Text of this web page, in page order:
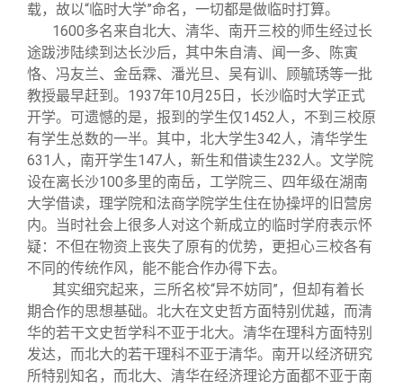
理事会名单
制度法规
联系我们
载，故以“临时大学”命名，一切都是做临时打算。
1600多名来自北大、清华、南开三校的师生经过长
途跋涉陆续到达长沙后，其中朱自清、闻一多、陈寅
恪、冯友兰、金岳霖、潘光旦、吴有训、顾毓琇等一批
教授最早赶到。1937年10月25日，长沙临时大学正式
开学。可遗憾的是，报到的学生仅1452人，不到三校原
有学生总数的一半。其中，北大学生342人，清华学生
631人，南开学生147人，新生和借读生232人。文学院
设在离长沙100多里的南岳，工学院三、四年级在湖南
大学借读，理学院和法商学院学生住在协操坪的旧营房
内。当时社会上很多人对这个新成立的临时学府表示怀
疑：不但在物资上丧失了原有的优势，更担心三校各有
不同的传统作风，能不能合作办得下去。
其实细究起来，三所名校“异不妨同”，但却有着长
期合作的思想基础。北大在文史哲方面特别优越，而清
华的若干文史哲学科不亚于北大。清华在理科方面特别
发达，而北大的若干理科不亚于清华。南开以经济研究
所特别知名，而北大、清华在经济理论方面都不亚于南